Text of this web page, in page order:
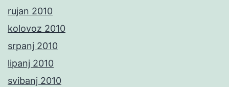
rujan 2010
kolovoz 2010
srpanj 2010
lipanj 2010
svibanj 2010